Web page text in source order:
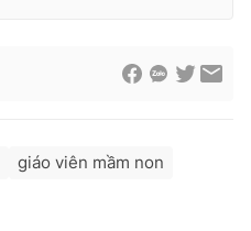
giáo viên mầm non